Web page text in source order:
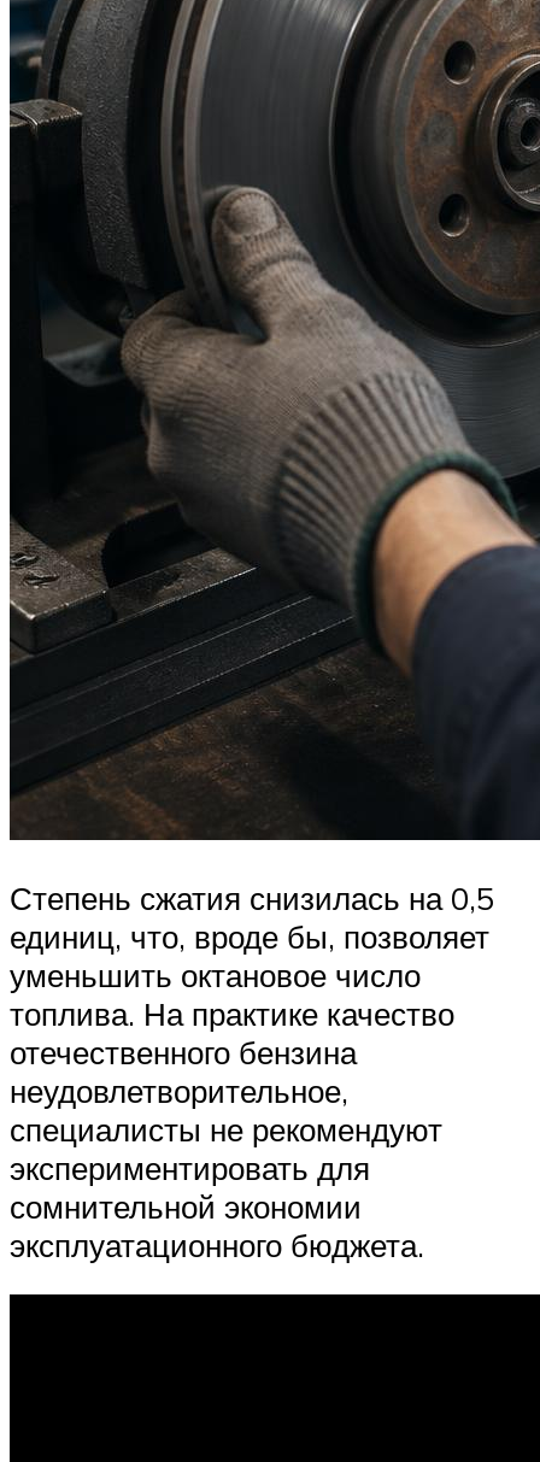
Степень сжатия снизилась на 0,5
единиц, что, вроде бы, позволяет
уменьшить октановое число
топлива. На практике качество
отечественного бензина
неудовлетворительное,
специалисты не рекомендуют
экспериментировать для
сомнительной экономии
эксплуатационного бюджета.